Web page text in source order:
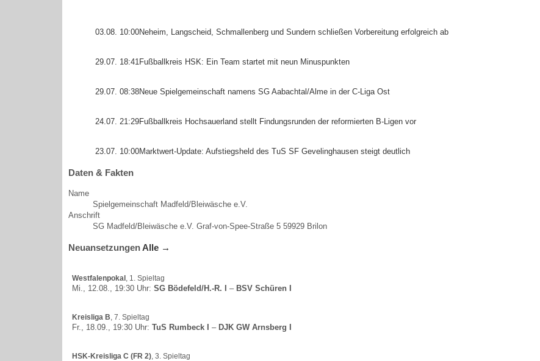
03.08. 10:00Neheim, Langscheid, Schmallenberg und Sundern schließen Vorbereitung erfolgreich ab
29.07. 18:41 Fußballkreis HSK: Ein Team startet mit neun Minuspunkten
29.07. 08:38Neue Spielgemeinschaft namens SG Aabachtal/Alme in der C-Liga Ost
24.07. 21:29Fußballkreis Hochsauerland stellt Findungsrunden der reformierten B-Ligen vor
23.07. 10:00Marktwert-Update: Aufstiegsheld des TuS SF Gevelinghausen steigt deutlich
Daten & Fakten
Name
Spielgemeinschaft Madfeld/Bleiwäsche e.V.
Anschrift
SG Madfeld/Bleiwäsche e.V. Graf-von-Spee-Straße 5 59929 Brilon
NeuansetzungenAlle →
Westfalenpokal , 1. Spieltag
Mi., 12.08., 19:30 Uhr:SG Bödefeld/H.-R. I – BSV Schüren I
Kreisliga B , 7. Spieltag
Fr., 18.09., 19:30 Uhr:TuS Rumbeck I – DJK GW Arnsberg I
HSK-Kreisliga C (FR 2) , 3. Spieltag